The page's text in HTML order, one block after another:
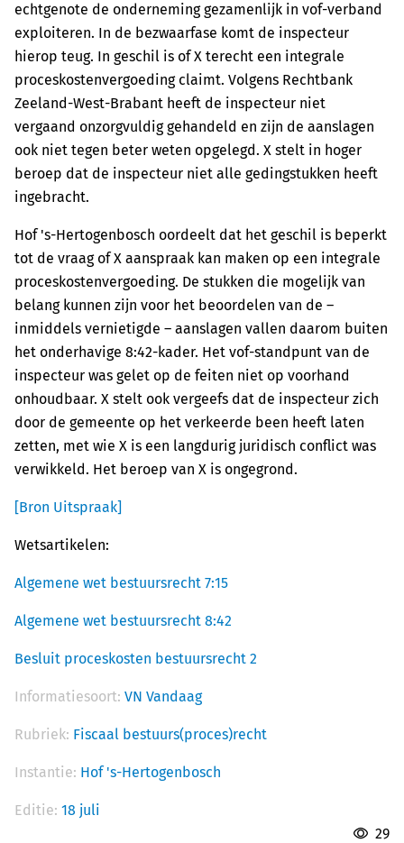
echtgenote de onderneming gezamenlijk in vof-verband
exploiteren. In de bezwaarfase komt de inspecteur
hierop teug. In geschil is of X terecht een integrale
proceskostenvergoeding claimt. Volgens Rechtbank
Zeeland-West-Brabant heeft de inspecteur niet
vergaand onzorgvuldig gehandeld en zijn de aanslagen
ook niet tegen beter weten opgelegd. X stelt in hoger
beroep dat de inspecteur niet alle gedingstukken heeft
ingebracht.
Hof 's-Hertogenbosch oordeelt dat het geschil is beperkt
tot de vraag of X aanspraak kan maken op een integrale
proceskostenvergoeding. De stukken die mogelijk van
belang kunnen zijn voor het beoordelen van de –
inmiddels vernietigde – aanslagen vallen daarom buiten
het onderhavige 8:42-kader. Het vof-standpunt van de
inspecteur was gelet op de feiten niet op voorhand
onhoudbaar. X stelt ook vergeefs dat de inspecteur zich
door de gemeente op het verkeerde been heeft laten
zetten, met wie X is een langdurig juridisch conflict was
verwikkeld. Het beroep van X is ongegrond.
[Bron Uitspraak]
Wetsartikelen:
Algemene wet bestuursrecht 7:15
Algemene wet bestuursrecht 8:42
Besluit proceskosten bestuursrecht 2
Informatiesoort: VN Vandaag
Rubriek: Fiscaal bestuurs(proces)recht
Instantie: Hof 's-Hertogenbosch
Editie: 18 juli
29